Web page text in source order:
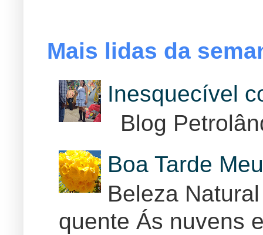
Mais lidas da
Inesquecível
Blog
Boa Tarde
Beleza
quente Ás nuvens